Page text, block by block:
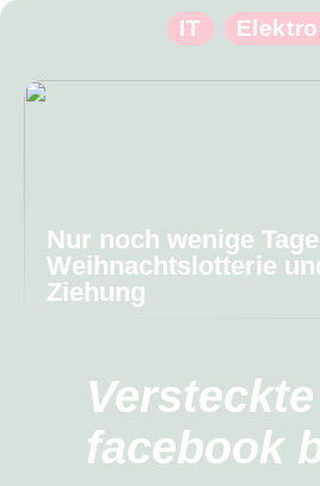
IT
Nur noch wenige
Weihnachtslotterie
Ziehung
facebook